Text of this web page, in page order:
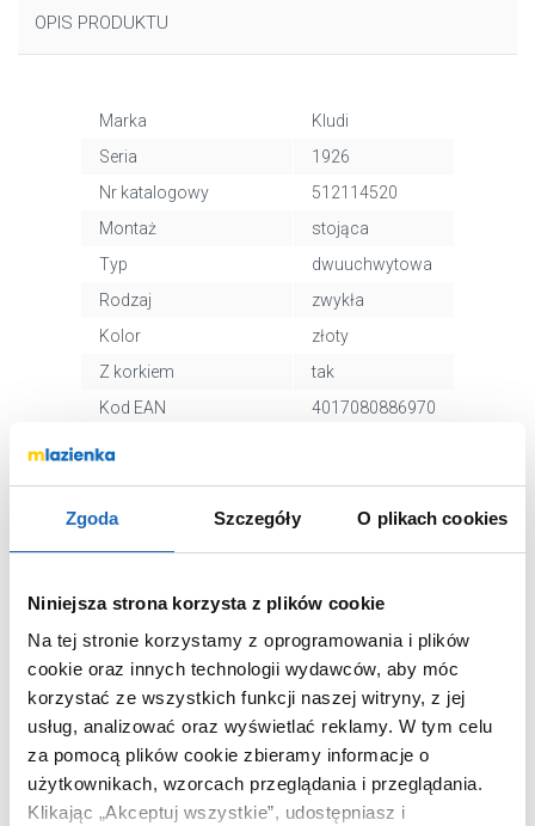
Zgoda Szczegóły O plikach cookies
Niniejsza strona korzysta z plików cookie
Na tej stronie korzystamy z oprogramowania i plików
cookie oraz innych technologii wydawców, aby móc
korzystać ze wszystkich funkcji naszej witryny, z jej
usług, analizować oraz wyświetlać reklamy. W tym celu
za pomocą plików cookie zbieramy informacje o
użytkownikach, wzorcach przeglądania i przeglądania.
Klikając „Akceptuj wszystkie”, udostępniasz i
OPIS PRODUKTU
Marka
Kludi
Seria
1926
Nr katalogowy
512114520
Montaż
stojąca
Typ
dwuuchwytowa
Rodzaj
zwykła
Kolor
złoty
Z korkiem
tak
Kod EAN
4017080886970
opakowaniem
WARTO DOKUPIĆ